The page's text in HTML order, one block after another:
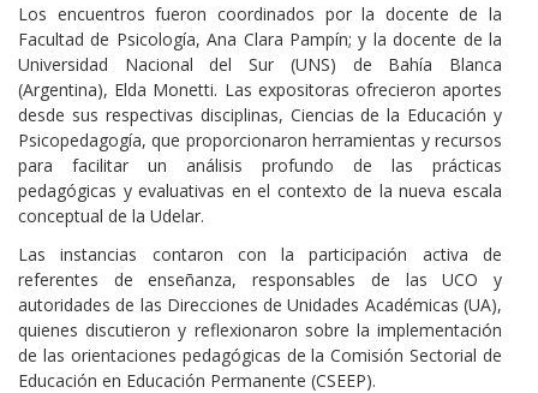
Los encuentros fueron coordinados por la docente de la
Facultad de Psicología, Ana Clara Pampín; y la docente de la
Universidad Nacional del Sur (UNS) de Bahía Blanca
(Argentina), Elda Monetti. Las expositoras ofrecieron aportes
desde sus respectivas disciplinas, Ciencias de la Educación y
Psicopedagogía, que proporcionaron herramientas y recursos
para facilitar un análisis profundo de las prácticas
pedagógicas y evaluativas en el contexto de la nueva escala
conceptual de la Udelar.
Las instancias contaron con la participación activa de
referentes de enseñanza, responsables de las UCO y
autoridades de las Direcciones de Unidades Académicas (UA),
quienes discutieron y reflexionaron sobre la implementación
de las orientaciones pedagógicas de la Comisión Sectorial de
Educación en Educación Permanente (CSEEP).